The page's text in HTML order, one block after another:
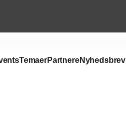
TemaerPartnereNyhedsbrev